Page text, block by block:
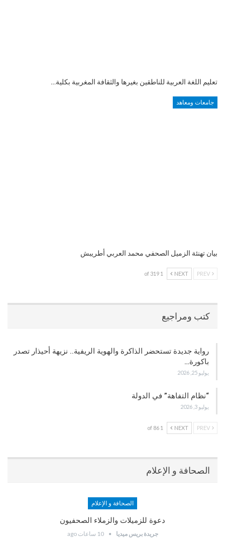
تعليم اللغة العربية للناطقين بغيرها والثقافة المغربية بكلية…
جامعات ومعاهد
بيان تهنئة الزميل الصحفي محمد العربي أطريبش
NEXT
1 of 319
كتب ومراجيع
رواية جديدة تستحضر الذاكرة والهوية الريفية.. نزيهة أحيذار تصدر
باكورة…
يوليو 25, 2026
“نظام التفاهة” في الدولة
يوليو 3, 2026
NEXT
1 of 86
الصحافة و الإعلام
الصحافة و الإعلام
دعوة للزميلات والزملاء الصحفيون
جريدة بريس ميديا 10 ساعات ago